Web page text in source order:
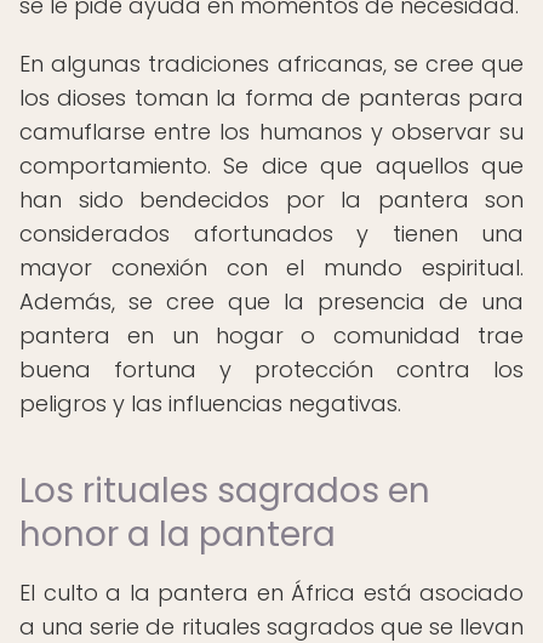
En algunas tradiciones africanas, se cree que
los dioses toman la forma de panteras para
camuflarse entre los humanos y observar su
comportamiento. Se dice que aquellos que
han sido bendecidos por la pantera son
considerados afortunados y tienen una
mayor conexión con el mundo espiritual.
Además, se cree que la presencia de una
pantera en un hogar o comunidad trae
buena fortuna y protección contra los
peligros y las influencias negativas.
Los rituales sagrados en
honor a la pantera
El culto a la pantera en África está asociado
a una serie de rituales sagrados que se llevan